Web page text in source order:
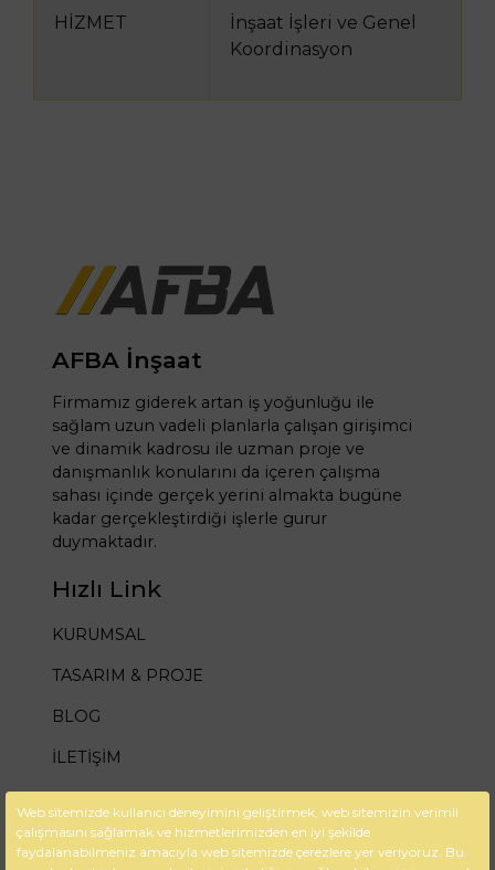
HİZMET
İnşaat İşleri ve Genel
Koordinasyon
AFBA İnşaat
Firmamız giderek artan iş yoğunluğu ile
sağlam uzun vadeli planlarla çalışan girişimci
ve dinamik kadrosu ile uzman proje ve
danışmanlık konularını da içeren çalışma
sahası içinde gerçek yerini almakta bugüne
kadar gerçekleştirdiği işlerle gurur
duymaktadır.
Hızlı Link
KURUMSAL
TASARIM & PROJE
BLOG
İLETİŞİM
Güvenlik
Çerez Politikası
Web sitemizde kullanıcı deneyimini geliştirmek, web sitemizin verimli
çalışmasını sağlamak ve hizmetlerimizden en iyi şekilde
faydalanabilmeniz amacıyla web sitemizde çerezlere yer veriyoruz. Bu